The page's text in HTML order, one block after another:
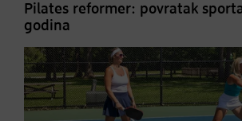
Pilates reformer: povratak
godina